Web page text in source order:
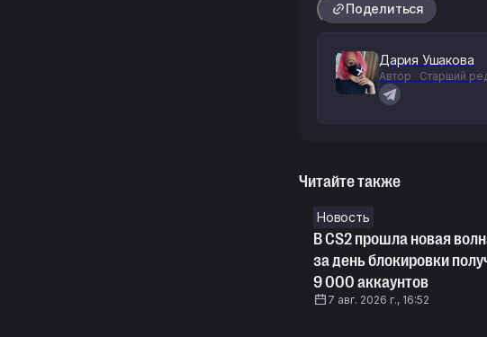
Поделиться
Дария Ушакова
Автор · Старший
Читайте также
Новость
В CS2 прошла новая
за день блокировки
9 000 аккаунтов
7 авг. 2026 г., 16:52